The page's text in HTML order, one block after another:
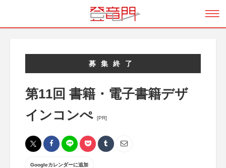
募集終了
第11回 書籍・電子書籍デザ
インコンぺ
[PR]
Googleカレンダーに追加